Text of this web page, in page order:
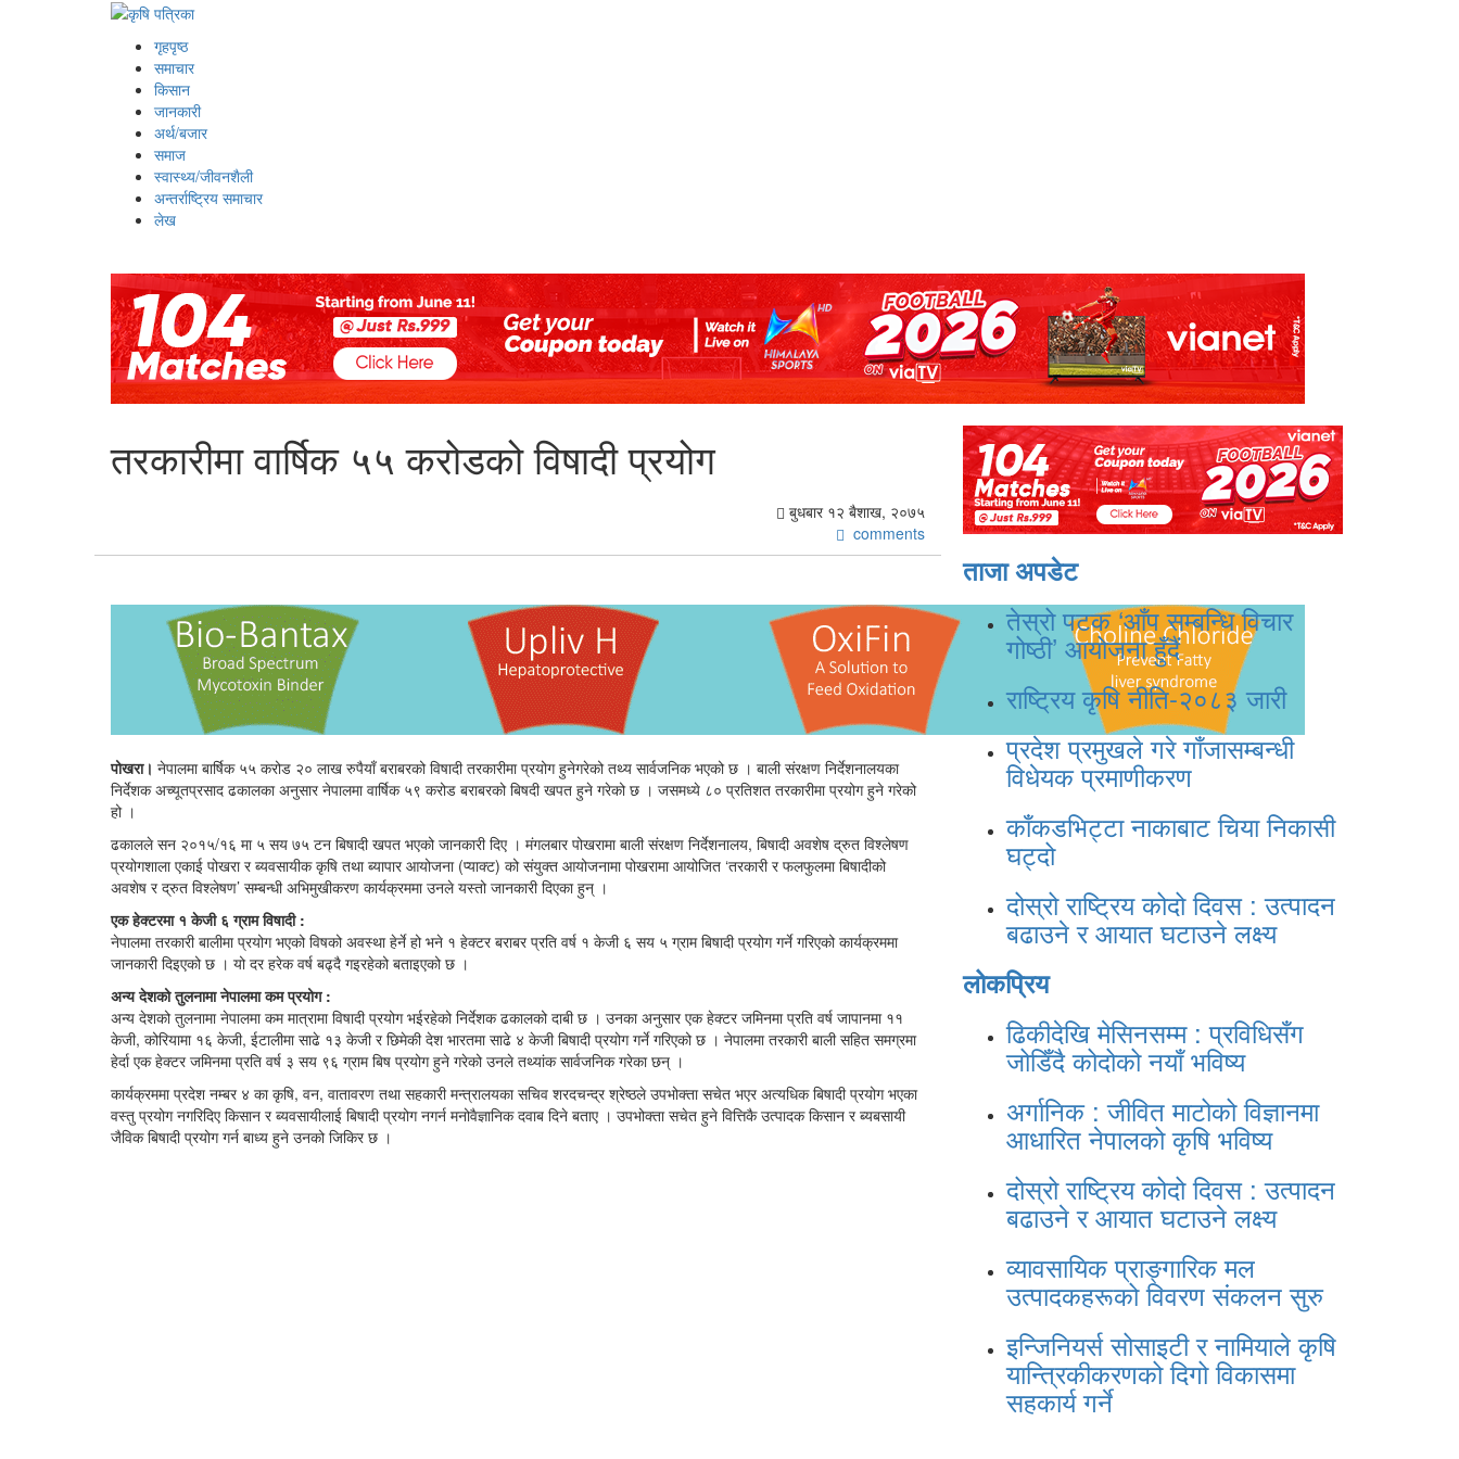
गृहपृष्ठ
समाचार
किसान
जानकारी
अर्थ/बजार
समाज
स्वास्थ्य/जीवनशैली
अन्तर्राष्ट्रिय समाचार
लेख
तरकारीमा वार्षिक ५५ करोडको विषादी प्रयोग
बुधबार १२ बैशाख, २०७५
comments
पोखरा। नेपालमा बार्षिक ५५ करोड २० लाख रुपैयाँ बराबरको विषादी तरकारीमा प्रयोग हुनेगरेको तथ्य सार्वजनिक भएको छ । बाली संरक्षण निर्देशनालयका
निर्देशक अच्यूतप्रसाद ढकालका अनुसार नेपालमा वार्षिक ५९ करोड बराबरको बिषदी खपत हुने गरेको छ । जसमध्ये ८० प्रतिशत तरकारीमा प्रयोग हुने गरेको
हो ।
ढकालले सन २०१५/१६ मा ५ सय ७५ टन बिषादी खपत भएको जानकारी दिए । मंगलबार पोखरामा बाली संरक्षण निर्देशनालय, बिषादी अवशेष द्रुत विश्लेषण
प्रयोगशाला एकाई पोखरा र ब्यवसायीक कृषि तथा ब्यापार आयोजना (प्याक्ट) को संयुक्त आयोजनामा पोखरामा आयोजित ‘तरकारी र फलफुलमा बिषादीको
अवशेष र द्रुत विश्लेषण’ सम्बन्धी अभिमुखीकरण कार्यक्रममा उनले यस्तो जानकारी दिएका हुन् ।
एक हेक्टरमा १ केजी ६ ग्राम विषादी :
नेपालमा तरकारी बालीमा प्रयोग भएको विषको अवस्था हेर्ने हो भने १ हेक्टर बराबर प्रति वर्ष १ केजी ६ सय ५ ग्राम बिषादी प्रयोग गर्ने गरिएको कार्यक्रममा
जानकारी दिइएको छ । यो दर हरेक वर्ष बढ्दै गइरहेको बताइएको छ ।
अन्य देशको तुलनामा नेपालमा कम प्रयोग :
अन्य देशको तुलनामा नेपालमा कम मात्रामा विषादी प्रयोग भईरहेको निर्देशक ढकालको दाबी छ । उनका अनुसार एक हेक्टर जमिनमा प्रति वर्ष जापानमा ११
केजी, कोरियामा १६ केजी, ईटालीमा साढे १३ केजी र छिमेकी देश भारतमा साढे ४ केजी बिषादी प्रयोग गर्ने गरिएको छ । नेपालमा तरकारी बाली सहित समग्रमा
हेर्दा एक हेक्टर जमिनमा प्रति वर्ष ३ सय ९६ ग्राम बिष प्रयोग हुने गरेको उनले तथ्यांक सार्वजनिक गरेका छन् ।
कार्यक्रममा प्रदेश नम्बर ४ का कृषि, वन, वातावरण तथा सहकारी मन्त्रालयका सचिव शरदचन्द्र श्रेष्ठले उपभोक्ता सचेत भएर अत्यधिक बिषादी प्रयोग भएका
वस्तु प्रयोग नगरिदिए किसान र ब्यवसायीलाई बिषादी प्रयोग नगर्न मनोवैज्ञानिक दवाब दिने बताए । उपभोक्ता सचेत हुने वित्तिकै उत्पादक किसान र ब्यबसायी
जैविक बिषादी प्रयोग गर्न बाध्य हुने उनको जिकिर छ ।
ताजा अपडेट
तेस्रो पटक ‘आँप सम्बन्धि विचार
गोष्ठी’ आयोजना हुँदैं
राष्ट्रिय कृषि नीति-२०८३ जारी
प्रदेश प्रमुखले गरे गाँजासम्बन्धी
विधेयक प्रमाणीकरण
काँकडभिट्टा नाकाबाट चिया निकासी
घट्दो
दोस्रो राष्ट्रिय कोदो दिवस : उत्पादन
बढाउने र आयात घटाउने लक्ष्य
लोकप्रिय
ढिकीदेखि मेसिनसम्म : प्रविधिसँग
जोडिँदै कोदोको नयाँ भविष्य
अर्गानिक : जीवित माटोको विज्ञानमा
आधारित नेपालको कृषि भविष्य
दोस्रो राष्ट्रिय कोदो दिवस : उत्पादन
बढाउने र आयात घटाउने लक्ष्य
व्यावसायिक प्राङ्गारिक मल
उत्पादकहरूको विवरण संकलन सुरु
इन्जिनियर्स सोसाइटी र नामियाले कृषि
यान्त्रिकीकरणको दिगो विकासमा
सहकार्य गर्ने